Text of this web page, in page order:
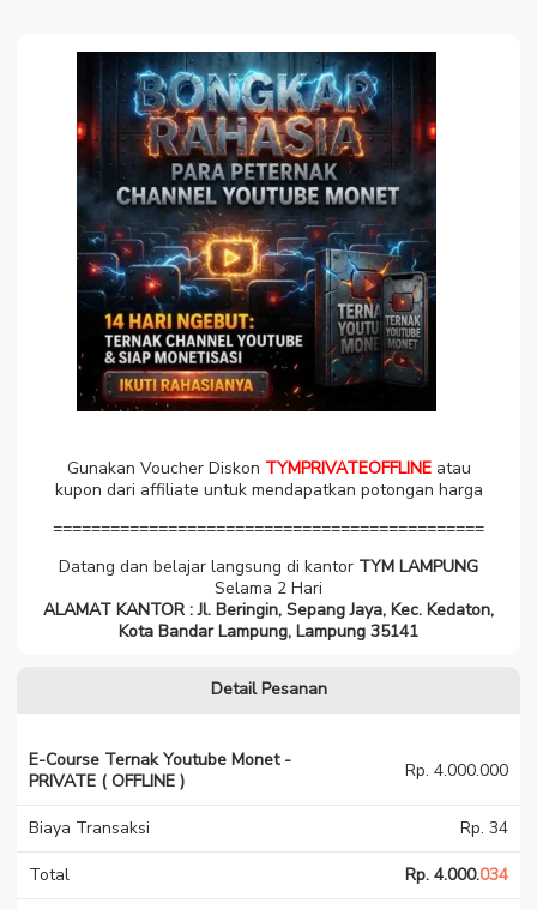
Gunakan Voucher Diskon TYMPRIVATEOFFLINEatau
kupon dari affiliate untuk mendapatkan potongan harga
=============================================
Datang dan belajar langsung di kantor TYM LAMPUNG
Selama 2 Hari
ALAMAT KANTOR :Jl. Beringin, Sepang Jaya, Kec. Kedaton,
Kota Bandar Lampung, Lampung 35141
Detail Pesanan
E-Course Ternak Youtube Monet -
PRIVATE ( OFFLINE )
Rp. 4.000.000
Biaya Transaksi Rp. 34
Total Rp. 4.000.034